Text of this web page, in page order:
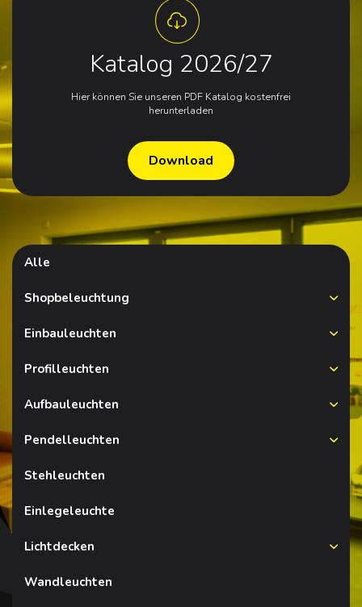
Katalog 2026/27
Hier können Sie unseren PDF Katalog kostenfrei
herunterladen
Download
Alle
Shopbeleuchtung
Einbauleuchten
Profilleuchten
Aufbauleuchten
Pendelleuchten
Stehleuchten
Einlegeleuchte
Lichtdecken
Wandleuchten